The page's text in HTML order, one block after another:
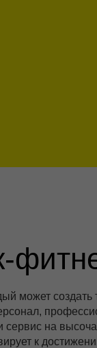
может создать
сервис на
к